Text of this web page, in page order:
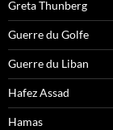
Greta Thunberg
Guerre du Golfe
Guerre du Liban
Hafez Assad
Hamas